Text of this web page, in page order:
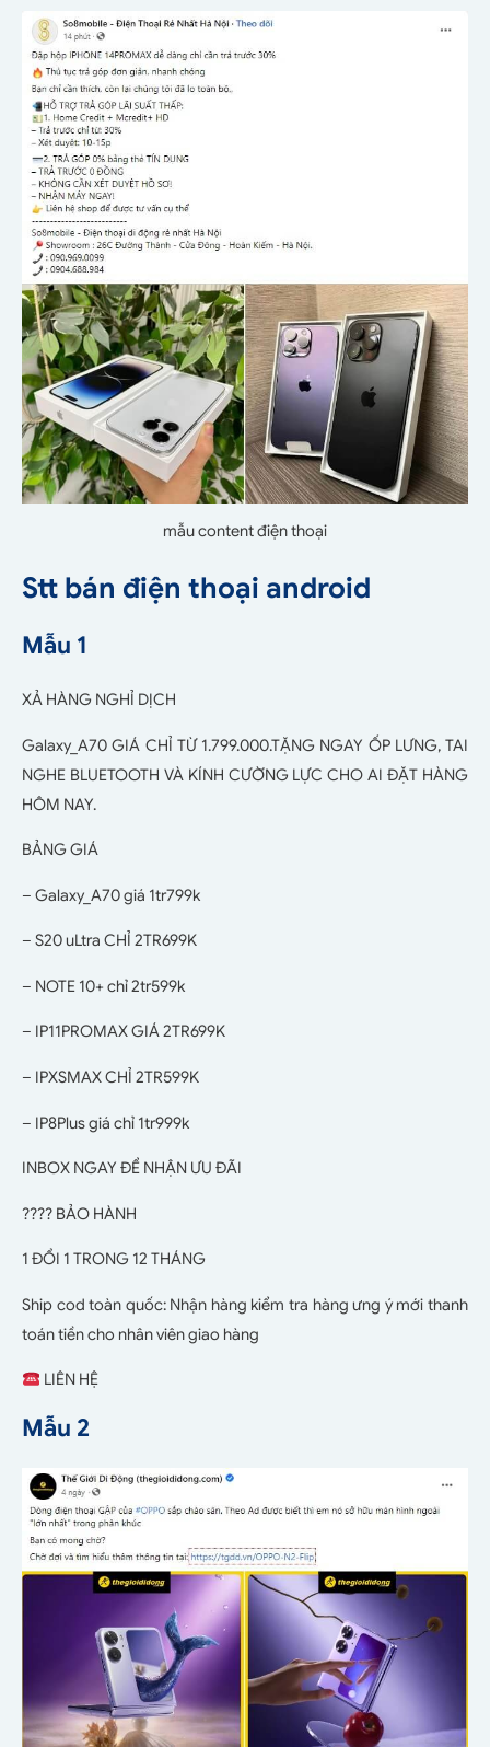
mẫu content điện thoại
Stt bán điện thoại android
Mẫu 1
XẢ HÀNG NGHỈ DỊCH
Galaxy_A70 GIÁ CHỈ TỪ 1.799.000.TẶNG NGAY ỐP LƯNG, TAI
NGHE BLUETOOTH VÀ KÍNH CƯỜNG LỰC CHO AI ĐẶT HÀNG
HÔM NAY.
BẢNG GIÁ
– Galaxy_A70 giá 1tr799k
– S20 uLtra CHỈ 2TR699K
– NOTE 10+ chỉ 2tr599k
– IP11PROMAX GIÁ 2TR699K
– IPXSMAX CHỈ 2TR599K
– IP8Plus giá chỉ 1tr999k
INBOX NGAY ĐỂ NHẬN ƯU ĐÃI
???? BẢO HÀNH
1 ĐỔI 1 TRONG 12 THÁNG
Ship cod toàn quốc: Nhận hàng kiểm tra hàng ưng ý mới thanh
toán tiền cho nhân viên giao hàng
LIÊN HỆ
Mẫu 2